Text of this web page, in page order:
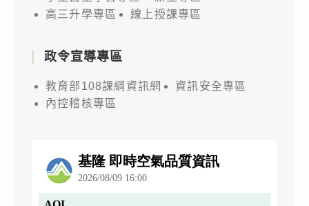
高三升學專區
線上授課專區
政令宣導專區
教育部108課綱資訊網
資訊安全專區
內控稽核專區